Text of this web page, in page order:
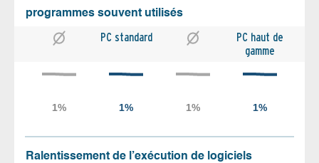
programmes souvent utilisés
PC standard
PC haut de
gamme
Ralentissement de l’exécution de logiciels